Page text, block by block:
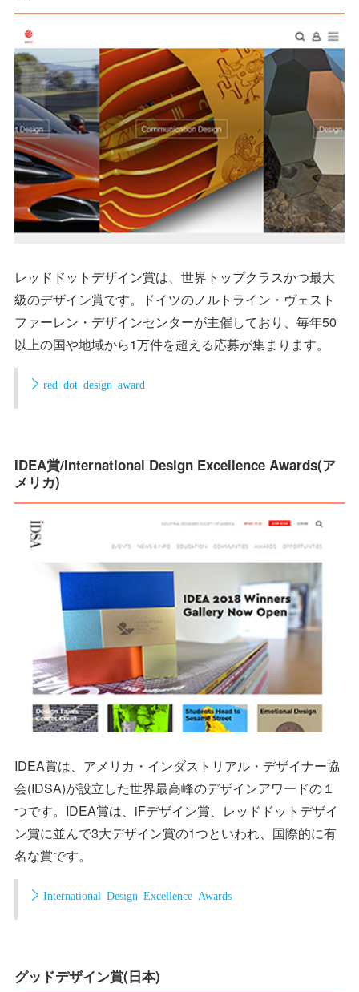
レッドドットデザイン賞は、世界トップクラスかつ最大
級のデザイン賞です。ドイツのノルトライン・ヴェスト
ファーレン・デザインセンターが主催しており、毎年50
以上の国や地域から1万件を超える応募が集まります。
red dot design award
IDEA賞/International Design Excellence Awards(ア
メリカ)
IDEA賞は、アメリカ・インダストリアル・デザイナー協
会(IDSA)が設立した世界最高峰のデザインアワードの１
つです。IDEA賞は、iFデザイン賞、レッドドットデザイ
ン賞に並んで3大デザイン賞の1つといわれ、国際的に有
名な賞です。
International Design Excellence Awards
グッドデザイン賞(日本)